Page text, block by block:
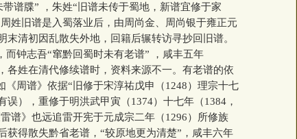
谱牒” ，朱姓“旧谱未传于蜀地，新谱宜修于家
姓旧谱是入蜀落业后，由周尚金、周尚银于雍正元
清初因乱散失外地，回籍后辗转访寻抄回旧谱。
钟志吾“窜黔回蜀时未有老谱” ，咸丰五年
各姓在清代修续谱时，资料来源不一。有老谱的依
周谱》依据“旧修于宋淳祐戊申（1248）理宗十七
），重修于明洪武甲寅（1374）十七年（1384，
谱》也远追雷开宪于元成宗二年（1296）所修族
获得散失黔省老谱，“较原地更为清楚”，咸丰六年